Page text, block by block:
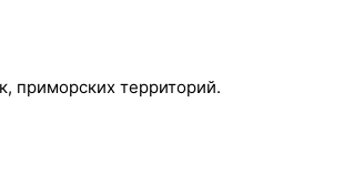
приморских территорий.